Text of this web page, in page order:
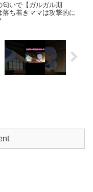
匂いで【ガルガル期
落ち着きママは攻撃的に